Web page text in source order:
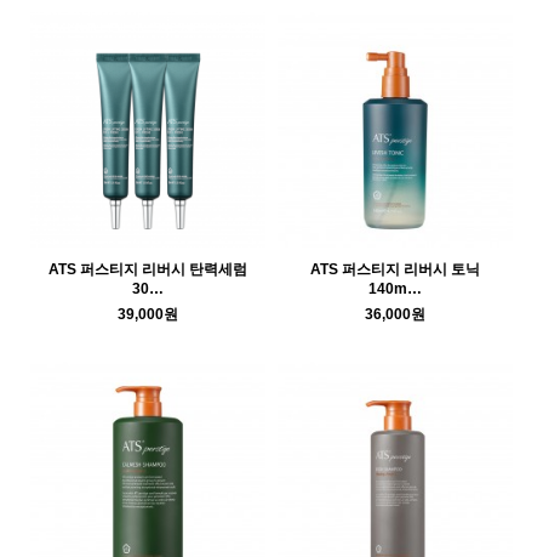
ATS 퍼스티지 리버시 탄력세럼
30…
39,000원
ATS 퍼스티지 리버시 토닉
140m…
36,000원